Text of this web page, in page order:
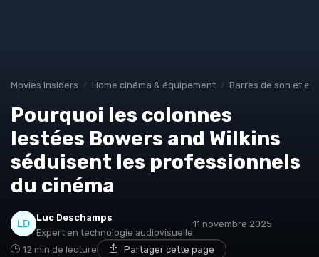
Movies Insiders Home cinéma & équipement Barres de son et
Pourquoi les colonnes
lestées Bowers and Wilkins
séduisent les professionnels
du cinéma
Luc Deschamps
Expert en technologie audiovisuelle
11 novembre 2025
12 min de lecture Partager cette page